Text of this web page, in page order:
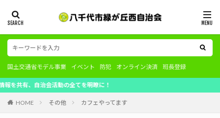
国土交通省モデル事業 イベント 防犯 オンライン決済 班長登録
会活動の全てを明瞭に！
HOME その他 カフェやってます